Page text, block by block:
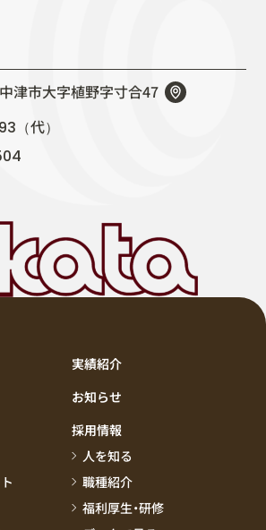
津市大字植野字寸合47
（代）
実績紹介
お知らせ
採用情報
人を知る
職種紹介
福利厚生・研修